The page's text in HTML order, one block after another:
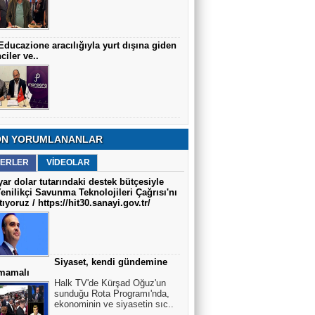
aracılığıyla yurt dışına giden
ve..
YORUMLANANLAR
VİDEOLAR
dolar tutarındaki destek bütçesiyle
Savunma Teknolojileri Çağrısı'nı
/ https://hit30.sanayi.gov.tr/
Siyaset, kendi gündemine
Halk TV'de Kürşad Oğuz'un
sunduğu Rota Programı'nda,
ekonominin ve siyasetin sıc..